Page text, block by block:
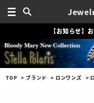
【お知らせ】
TOP ブランド ロンワンズ